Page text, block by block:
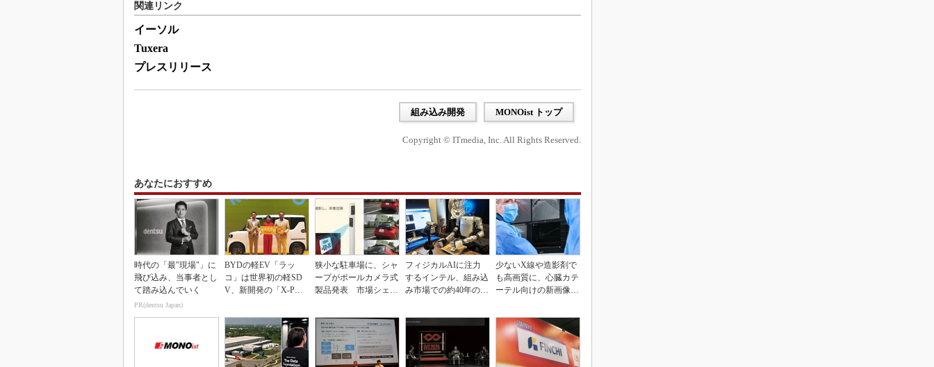
関連リンク
イーソル
Tuxera
プレスリリース
組み込み開発 MONOist トップ
Copyright © ITmedia, Inc. All Rights Reserved.
あなたにおすすめ
時代の「最"現場"」に
飛び込み、当事者とし
て踏み込んでいく
PR(dentsu Japan)
BYDの軽EV「ラッ
コ」は世界初の軽SD
V、新開発の「X-PAC
狭小な駐車場に、シャ
ープがポールカメラ式
製品発表 市場シェア
フィジカルAIに注力
するインテル、組み込
み市場での約40年の実
少ないX線や造影剤で
も高画質に、心臓カテ
ーテル向けの新画像技